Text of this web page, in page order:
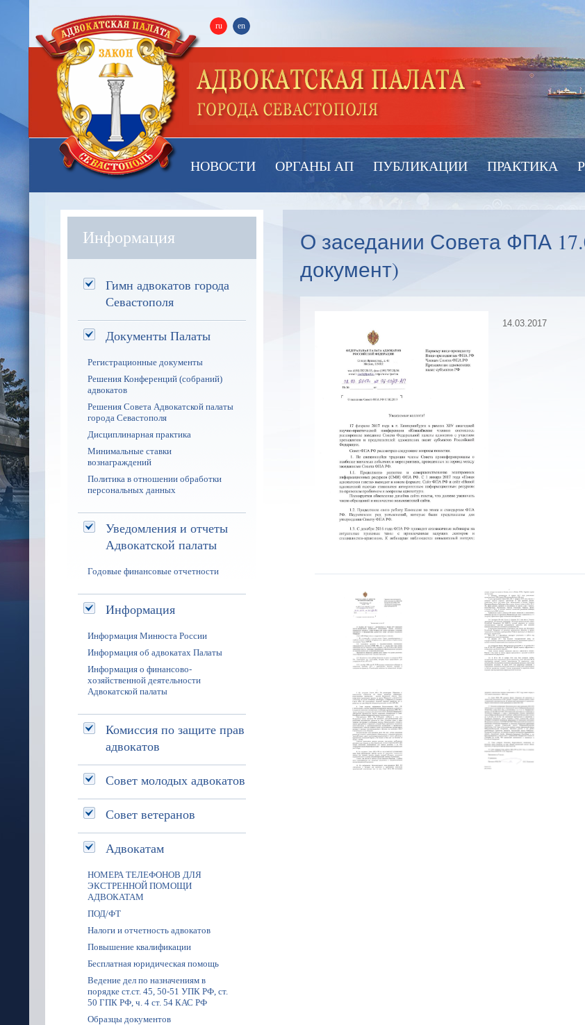
ru en
НОВОСТИ ОРГАНЫ АП ПУБЛИКАЦИИ ПРАКТИКА
О заседании Совета ФПА
документ)
14.03.2017
Информация
Гимн адвокатов города
Севастополя
Документы Палаты
Регистрационные документы
Решения Конференций (собраний)
адвокатов
Решения Совета Адвокатской палаты
города Севастополя
Дисциплинарная практика
Минимальные ставки
вознаграждений
Политика в отношении обработки
персональных данных
Уведомления и отчеты
Адвокатской палаты
Годовые финансовые отчетности
Информация
Информация Минюста России
Информация об адвокатах Палаты
Информация о финансово-
хозяйственной деятельности
Адвокатской палаты
Комиссия по защите прав
адвокатов
Совет молодых адвокатов
Совет ветеранов
Адвокатам
НОМЕРА ТЕЛЕФОНОВ ДЛЯ
ЭКСТРЕННОЙ ПОМОЩИ
АДВОКАТАМ
ПОД/ФТ
Налоги и отчетность адвокатов
Повышение квалификации
Бесплатная юридическая помощь
Ведение дел по назначениям в
порядке ст.ст. 45, 50-51 УПК РФ, ст.
50 ГПК РФ, ч. 4 ст. 54 КАС РФ
Образцы документов